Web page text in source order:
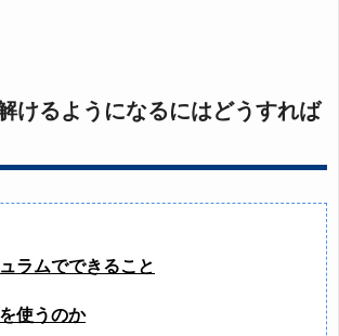
けるようになるにはどうすれば
ラムでできること
使うのか